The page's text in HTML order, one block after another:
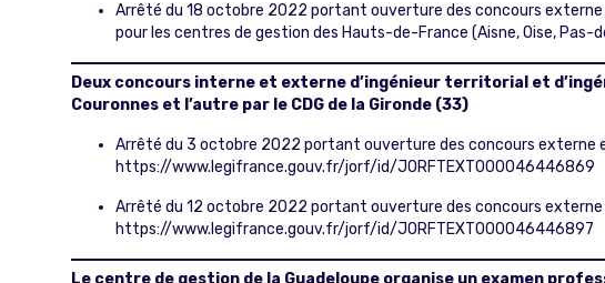
Arrêté du 18 octobre 2022 portant ouverture des concours
pour les centres de gestion des Hauts-de-France (Aisne, Oise, Pas-
Deux concours interne et externe d’ingénieur territorial et
Couronnes et l’autre par le CDG de la Gironde (33)
Arrêté du 3 octobre 2022 portant ouverture des concours externe
https://www.legifrance.gouv.fr/jorf/id/JORFTEXT000046446869
Arrêté du 12 octobre 2022 portant ouverture des concours
https://www.legifrance.gouv.fr/jorf/id/JORFTEXT000046446897